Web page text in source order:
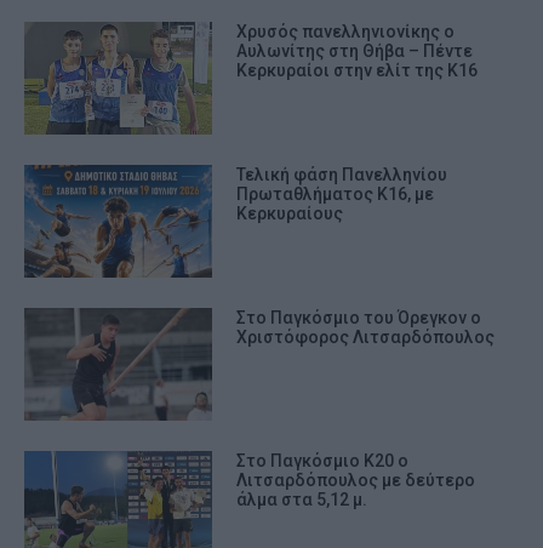
Χρυσός πανελληνιονίκης ο
Αυλωνίτης στη Θήβα – Πέντε
Κερκυραίοι στην ελίτ της Κ16
Τελική φάση Πανελληνίου
Πρωταθλήματος Κ16, με
Κερκυραίους
Στο Παγκόσμιο του Όρεγκον ο
Χριστόφορος Λιτσαρδόπουλος
Στο Παγκόσμιο Κ20 ο
Λιτσαρδόπουλος με δεύτερο
άλμα στα 5,12 μ.